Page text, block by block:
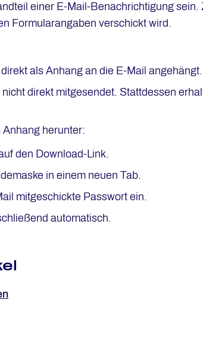
einer E-Mail-Benachrichtigung
Formularangaben verschickt wird.
als Anhang an die E-Mail angehängt.
direkt mitgesendet. Stattdessen
herunter:
den Download-Link.
in einem neuen Tab.
mitgeschickte Passwort ein.
automatisch.